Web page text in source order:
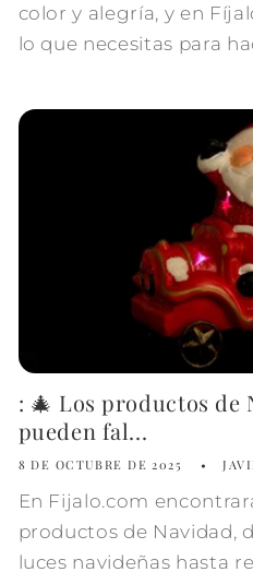
color y alegría, y en
lo que necesitas para
: 🎄 Los productos de
pueden fal...
8 DE OCTUBRE DE 2025
En Fijalo.com
productos de Navidad,
luces navideñas hasta